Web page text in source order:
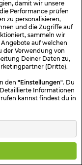
damit wir unsere
Performance prüfen
zu personalisieren,
und die Zugriffe auf
sammeln wir
auf welchen
der Verwendung von
Deiner Daten zu,
(Dritte).
den "Einstellungen". Du
Informationen
kannst findest du in
Utensilien für
hat, sollte er
bestellen.
Plastikbecher
der nahezu
können Sie alternativ
.
bestellen
online bestellen,
ganz von selbst, denn
und entsprechend
einen kleinen